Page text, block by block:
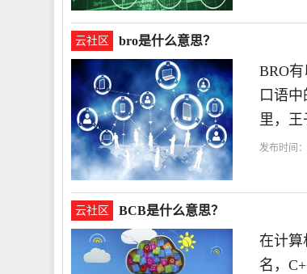
云社区 bro是什么意思？
BRO
口语
里，王
发布时间
云社区 BCB是什么意思？
在计算
名，